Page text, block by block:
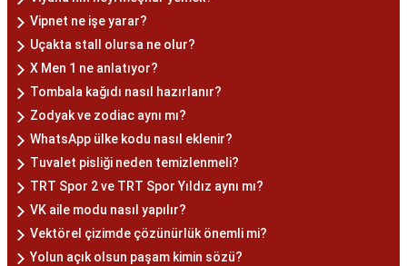
Vipnet ne işe yarar?
Uçakta stall olursa ne olur?
X Men 1 ne anlatıyor?
Tombala kağıdı nasıl hazırlanır?
Zodyak ve zodiac aynı mı?
WhatsApp ülke kodu nasıl eklenir?
Tuvalet pisliği neden temizlenmeli?
TRT Spor 2 ve TRT Spor Yıldız aynı mı?
VK aile modu nasıl yapılır?
Vektörel çizimde çözünürlük önemli mi?
Yolun açık olsun paşam kimin sözü?